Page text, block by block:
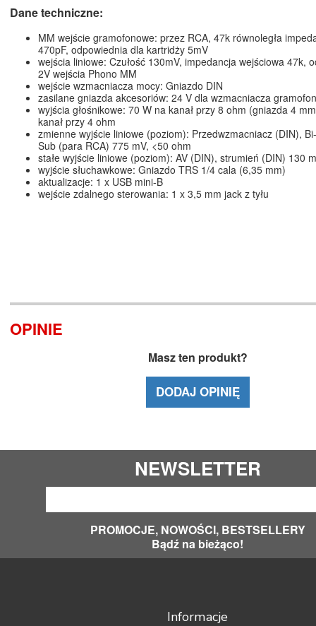
Dane techniczne:
MM wejście gramofonowe: przez RCA, 47k równoległa
470pF, odpowiednia dla kartridży 5mV
wejścia liniowe: Czułość 130mV, impedancja wejściowa 47k,
2V wejścia Phono MM
wejście wzmacniacza mocy: Gniazdo DIN
zasilane gniazda akcesoriów: 24 V dla wzmacniacza
wyjścia głośnikowe: 70 W na kanał przy 8 ohm (gniazda 4
kanał przy 4 ohm
zmienne wyjście liniowe (poziom): Przedwzmacniacz (DIN),
Sub (para RCA) 775 mV, <50 ohm
stałe wyjście liniowe (poziom): AV (DIN), strumień (DIN) 130
wyjście słuchawkowe: Gniazdo TRS 1/4 cala (6,35 mm)
aktualizacje: 1 x USB mini-B
wejście zdalnego sterowania: 1 x 3,5 mm jack z tyłu
OPINIE
Masz ten produkt?
DODAJ OPINIĘ
NEWSLETTER
PROMOCJE, NOWOŚCI, BESTSELLERY
Bądź na bieżąco!
Informacje